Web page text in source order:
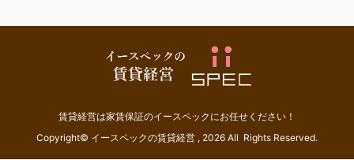
賃貸経営は家賃保証のイースペックにお任せください！
Copyright© イースペックの賃貸経営 , 2026 All Rights Reserved.